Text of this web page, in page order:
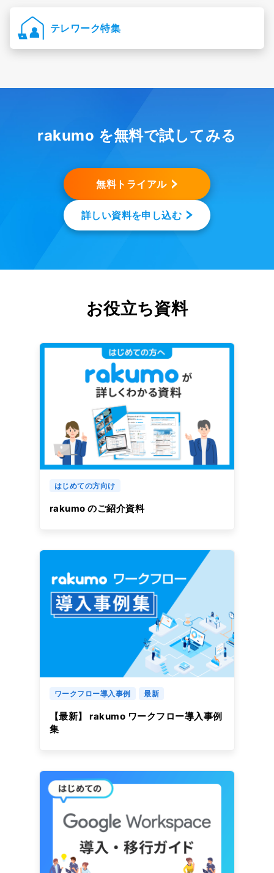
テレワーク特集
rakumo を無料で試してみる
無料トライアル
詳しい資料を申し込む
お役立ち資料
はじめての方向け
rakumo のご紹介資料
ワークフロー導入事例 最新
【最新】 rakumo ワークフロー導入事例
集